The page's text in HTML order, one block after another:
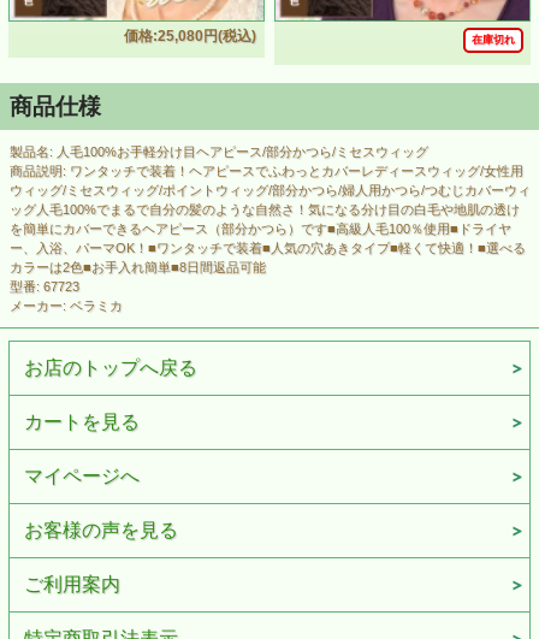
価格:25,080円(税込) 在庫切れ
商品仕様
製品名: 人毛100%お手軽分け目ヘアピース/部分かつら/ミセスウィッグ
商品説明: ワンタッチで装着！ヘアピースでふわっとカバーレディースウィッグ/女性用
ウィッグ/ミセスウィッグ/ポイントウィッグ/部分かつら/婦人用かつら/つむじカバーウィ
ッグ人毛100%でまるで自分の髪のような自然さ！気になる分け目の白毛や地肌の透け
を簡単にカバーできるヘアピース（部分かつら）です■高級人毛100％使用■ドライヤ
ー、入浴、パーマOK！■ワンタッチで装着■人気の穴あきタイプ■軽くて快適！■選べる
カラーは2色■お手入れ簡単■8日間返品可能
型番: 67723
メーカー: ベラミカ
お店のトップへ戻る
カートを見る
マイページへ
お客様の声を見る
ご利用案内